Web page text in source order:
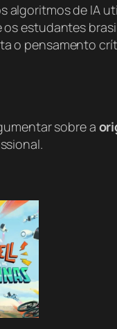
algoritmos de IA
estudantes
o pensamento
sobre a